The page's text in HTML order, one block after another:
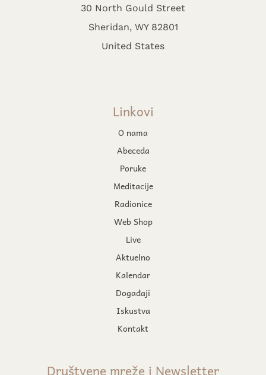
30 North Gould Street
Sheridan, WY 82801
United States
Linkovi
O nama
Abeceda
Poruke
Meditacije
Radionice
Web Shop
Live
Aktuelno
Kalendar
Događaji
Iskustva
Kontakt
Društvene mreže i Newsletter